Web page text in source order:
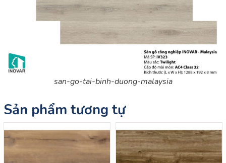
san-go-tai-binh-duong-malaysia
Sản phẩm tương tự